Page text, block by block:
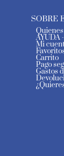
SOBRE
AYUDA
Mi
Carrito
Pago
Gastos